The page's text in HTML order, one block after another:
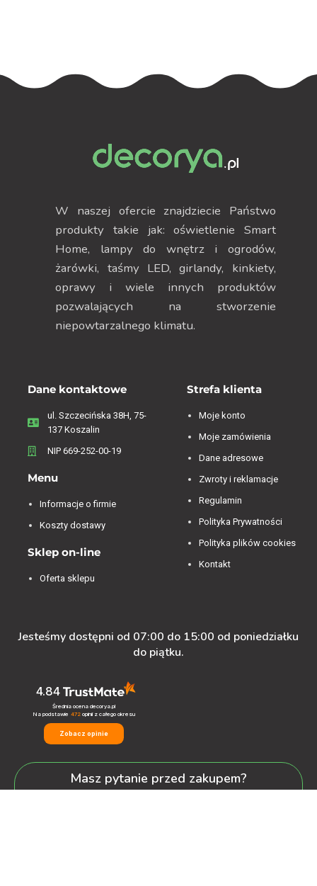
W naszej ofercie znajdziecie Państwo
produkty takie jak: oświetlenie Smart
Home, lampy do wnętrz i ogrodów,
żarówki, taśmy LED, girlandy, kinkiety,
oprawy i wiele innych produktów
pozwalających na stworzenie
niepowtarzalnego klimatu.
Dane kontaktowe
ul. Szczecińska 38H, 75-
137 Koszalin
NIP 669-252-00-19
Menu
Informacje o firmie
Koszty dostawy
Sklep on-line
Oferta sklepu
Strefa klienta
Moje konto
Moje zamówienia
Dane adresowe
Zwroty i reklamacje
Regulamin
Polityka Prywatności
Polityka plików cookies
Kontakt
Jesteśmy dostępni od 07:00 do 15:00 od poniedziałku
do piątku.
4.84
Średnia ocena decorya.pl
Na podstawie 472opinii z całego okresu
Zobacz opinie
Masz pytanie przed zakupem?